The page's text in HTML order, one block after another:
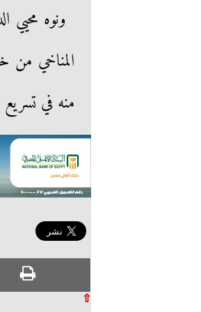
ونوه محيي
المناخي من
منه في تسريع
⇧